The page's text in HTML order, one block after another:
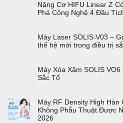
Nâng Cơ HIFU Linear Z
Phá Công Nghệ 4 Đầu
Máy Laser SOLIS V03 –
thế hệ mới trong điều trị
Máy Xóa Xăm SOLIS
Sắc Tố
Máy RF Density High Hàn
Không Phẫu Thuật Được
2026